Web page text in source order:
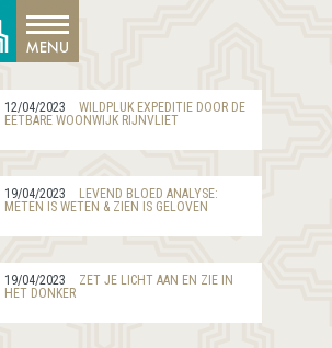
12/04/2023
WILDPLUK EXPEDITIE DOOR DE
EETBARE WOONWIJK RIJNVLIET
19/04/2023
LEVEND BLOED ANALYSE:
METEN IS WETEN & ZIEN IS GELOVEN
19/04/2023
ZET JE LICHT AAN EN ZIE IN
HET DONKER